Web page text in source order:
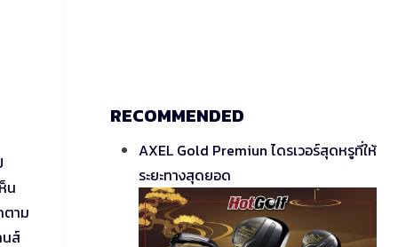
น
ตาม
ส์
RECOMMENDED
AXEL Gold Premiun ไดรเวอร์สุดหรูที่ให้
ระยะทางสุดยอด